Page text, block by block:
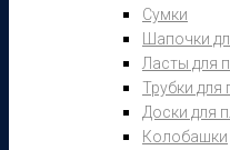
Сумки
Шапочки
Ласты для
Трубки для
Доски для
Колобашки